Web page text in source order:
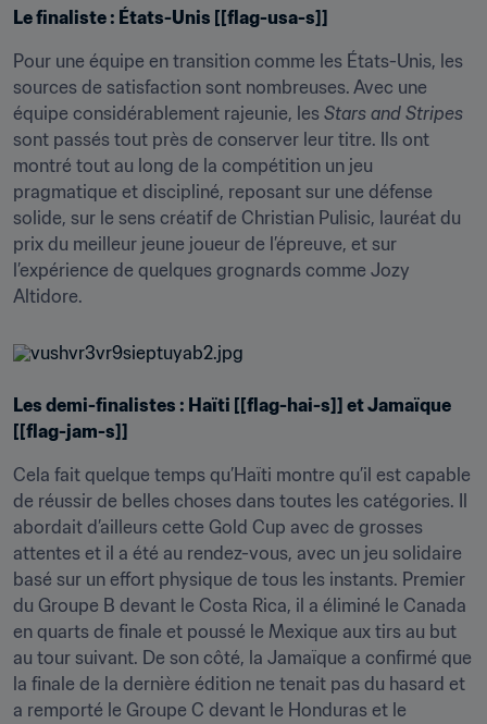
Le finaliste : États-Unis [[flag-usa-s]]
Pour une équipe en transition comme les États-Unis, les
sources de satisfaction sont nombreuses. Avec une
équipe considérablement rajeunie, les Stars and Stripes
sont passés tout près de conserver leur titre. Ils ont
montré tout au long de la compétition un jeu
pragmatique et discipliné, reposant sur une défense
solide, sur le sens créatif de Christian Pulisic, lauréat du
prix du meilleur jeune joueur de l’épreuve, et sur
l’expérience de quelques grognards comme Jozy
Altidore.
Les demi-finalistes : Haïti [[flag-hai-s]] et Jamaïque
[[flag-jam-s]]
Cela fait quelque temps qu’Haïti montre qu’il est capable
de réussir de belles choses dans toutes les catégories. Il
abordait d’ailleurs cette Gold Cup avec de grosses
attentes et il a été au rendez-vous, avec un jeu solidaire
basé sur un effort physique de tous les instants. Premier
du Groupe B devant le Costa Rica, il a éliminé le Canada
en quarts de finale et poussé le Mexique aux tirs au but
au tour suivant. De son côté, la Jamaïque a confirmé que
la finale de la dernière édition ne tenait pas du hasard et
a remporté le Groupe C devant le Honduras et le